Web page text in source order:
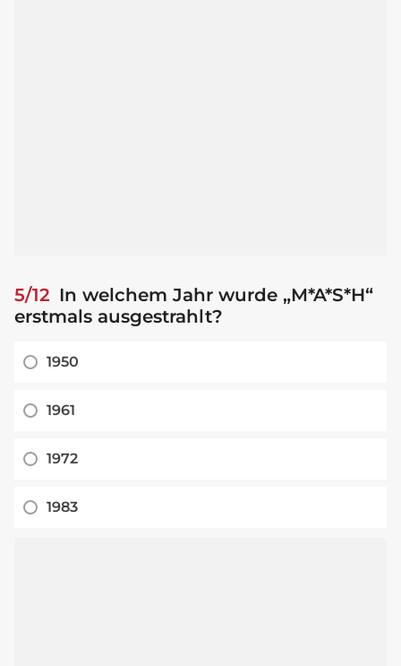
5/12 In welchem Jahr wurde „M*A*S*H“
erstmals ausgestrahlt?
1950
1961
1972
1983